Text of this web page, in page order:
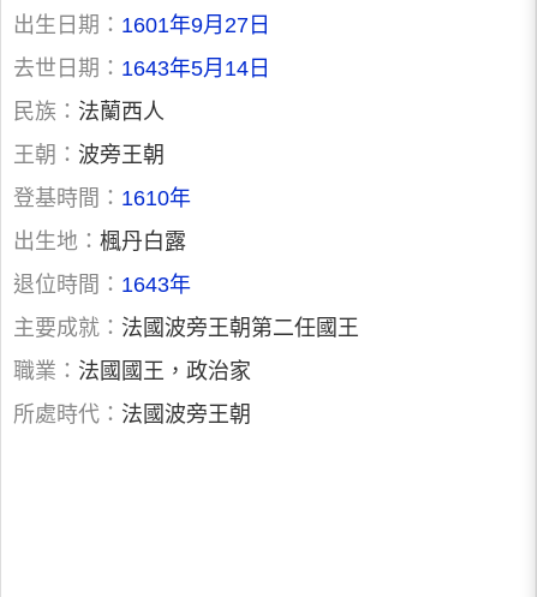
出生日期： 1601年9月27日
去世日期： 1643年5月14日
民族： 法蘭西人
王朝： 波旁王朝
登基時間： 1610年
出生地： 楓丹白露
退位時間： 1643年
主要成就： 法國波旁王朝第二任國王
職業： 法國國王，政治家
所處時代： 法國波旁王朝